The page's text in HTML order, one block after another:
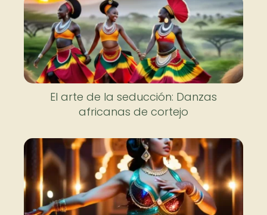
El arte de la seducción: Danzas
africanas de cortejo